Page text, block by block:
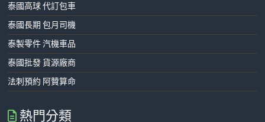
泰國高球 代訂包車
泰國長期 包月司機
泰製零件 汽機車品
泰國批發 貨源廠商
法刺預約 阿贊算命
熱門分類